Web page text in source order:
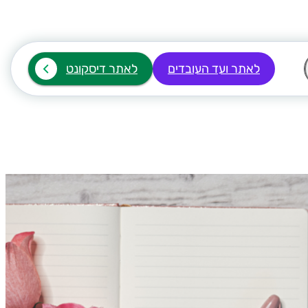
לאתר ועד העובדים לאתר דיסקונט